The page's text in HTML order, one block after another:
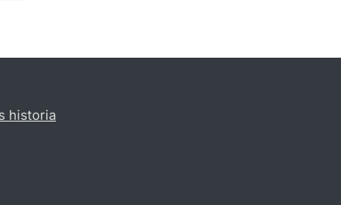
historia